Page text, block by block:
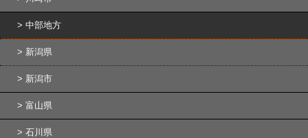
中部地方
新潟県
新潟市
富山県
石川県